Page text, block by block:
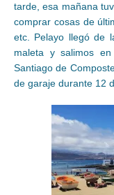
tarde, esa mañana
comprar cosas de
etc. Pelayo llegó de
maleta y salimos
Santiago de
de garaje durante 12